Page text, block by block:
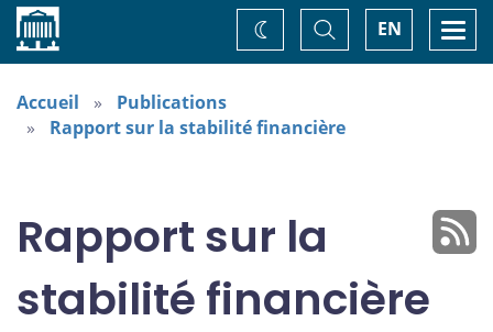
Accueil EN
Basculer
la
recherche
Changez
de
Accueil
Publications
Rapport sur la stabilité financière
Rapport sur la
stabilité financière